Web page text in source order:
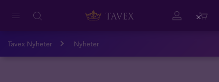
Tavex Nyheter Nyheter
Close